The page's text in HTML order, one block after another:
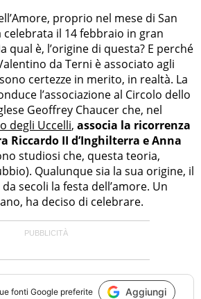
proprio nel mese di San
il 14 febbraio in gran
qual è, l’origine di questa? E perché
da Terni è associato agli
certezze in merito, in realtà. La
l’associazione al Circolo dello
Geoffrey Chaucer che, nel
degli Uccelli, associa la ricorrenza
Riccardo II d’Inghilterra e Anna
studiosi che, questa teoria,
Qualunque sia la sua origine, il
secoli la festa dell’amore. Un
ha deciso di celebrare.
fonti Google preferite Aggiungi